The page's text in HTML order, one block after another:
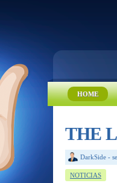
HOME
THE
DarkSide -
NOTICIAS